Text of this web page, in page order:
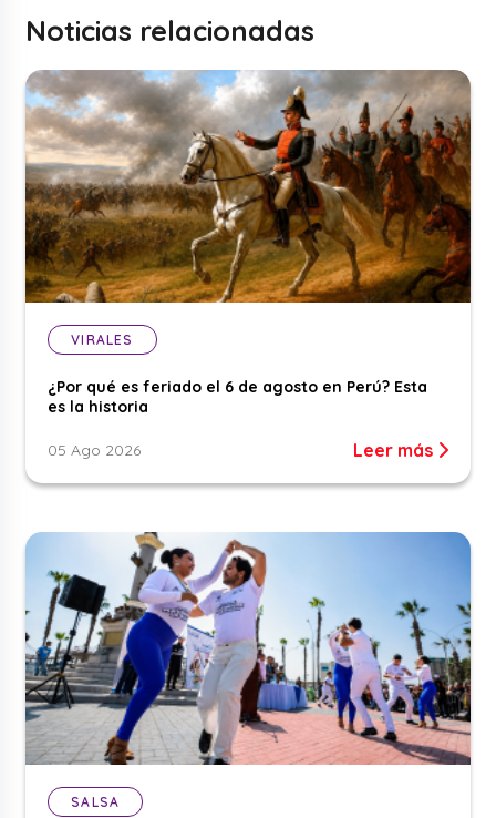
Noticias relacionadas
VIRALES
¿Por qué es feriado el 6 de agosto en Perú? Esta
es la historia
05 Ago 2026 Leer más
SALSA